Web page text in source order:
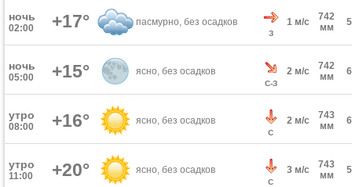
ночь
02:00 +17° пасмурно, без осадков
З
1 м/с
742
мм
ночь
05:00 +15° ясно, без осадков
С-З
2 м/с
742
мм
утро
08:00 +16° ясно, без осадков
С
2 м/с
743
мм
утро
11:00 +20° ясно, без осадков
С
3 м/с
743
мм